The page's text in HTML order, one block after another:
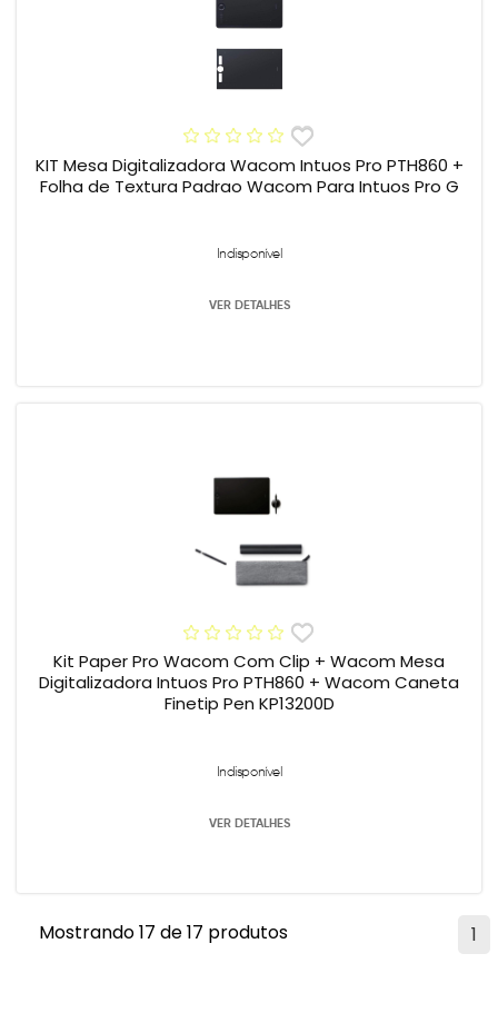
KIT Mesa Digitalizadora Wacom Intuos Pro PTH860 +
Folha de Textura Padrao Wacom Para Intuos Pro G
Indisponível
VER DETALHES
Kit Paper Pro Wacom Com Clip + Wacom Mesa
Digitalizadora Intuos Pro PTH860 + Wacom Caneta
Finetip Pen KP13200D
Indisponível
VER DETALHES
1
Mostrando 17 de 17 produtos